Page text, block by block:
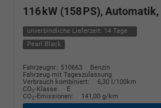
116 kW (158 PS),
unverbindliche Lieferzeit: 14 Tage
Pearl Black
Fahrzeugnr.: 510663
Benzin
Fahrzeug mit Tageszulassung
Verbrauch kombiniert:
6,30 l/100km
CO2-Klasse:
E
CO2-Emissionen: 141,00 g/km